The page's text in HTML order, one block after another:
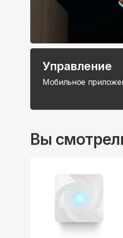
Управление
Мобильное
Вы